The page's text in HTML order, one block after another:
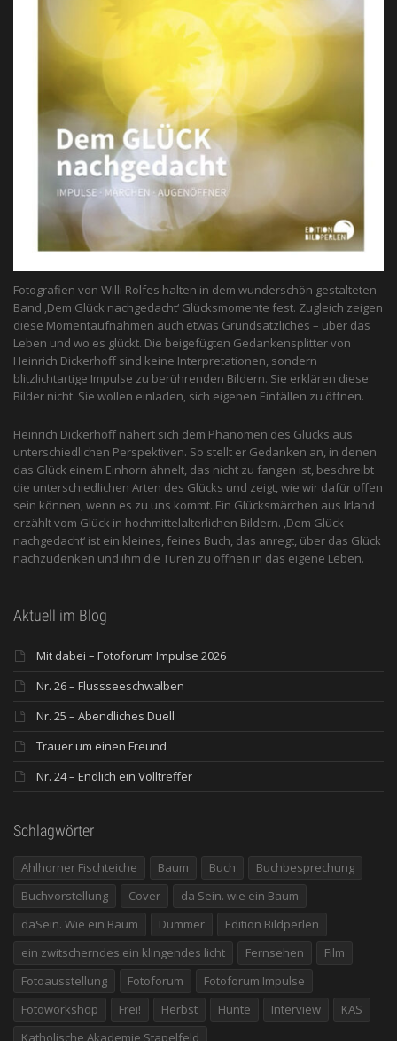
Fotografien von Willi Rolfes halten in dem wunderschön gestalteten
Band ‚Dem Glück nachgedacht‘ Glücksmomente fest. Zugleich zeigen
diese Momentaufnahmen auch etwas Grundsätzliches – über das
Leben und wo es glückt. Die beigefügten Gedankensplitter von
Heinrich Dickerhoff sind keine Interpretationen, sondern
blitzlichtartige Impulse zu berührenden Bildern. Sie erklären diese
Bilder nicht. Sie wollen einladen, sich eigenen Einfällen zu öffnen.
Heinrich Dickerhoff nähert sich dem Phänomen des Glücks aus
unterschiedlichen Perspektiven. So stellt er Gedanken an, in denen
das Glück einem Einhorn ähnelt, das nicht zu fangen ist, beschreibt
die unterschiedlichen Arten des Glücks und zeigt, wie wir dafür offen
sein können, wenn es zu uns kommt. Ein Glücksmärchen aus Irland
erzählt vom Glück in hochmittelalterlichen Bildern. ‚Dem Glück
nachgedacht‘ ist ein kleines, feines Buch, das anregt, über das Glück
nachzudenken und ihm die Türen zu öffnen in das eigene Leben.
Aktuell im Blog
Mit dabei – Fotoforum Impulse 2026
Nr. 26 – Flussseeschwalben
Nr. 25 – Abendliches Duell
Trauer um einen Freund
Nr. 24 – Endlich ein Volltreffer
Schlagwörter
Ahlhorner Fischteiche Baum Buch
Buchbesprechung
Buchvorstellung
Cover
da Sein. wie ein Baum
daSein. Wie ein Baum
Dümmer
Edition Bildperlen
ein zwitscherndes ein klingendes licht
Fernsehen
Film
Fotoausstellung
Fotoforum
Fotoforum Impulse
Fotoworkshop
Frei! Herbst Hunte Interview
KAS
Katholische Akademie Stapelfeld